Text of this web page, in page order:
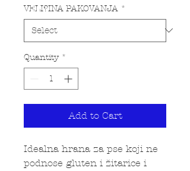
VELI?INA PAKOVANJA *
Quantity *
Add to Cart
Idealna hrana za pse koji ne
podnose gluten i žitarice i